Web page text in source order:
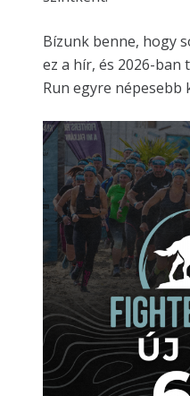
Bízunk benne, hogy
ez a hír, és 2026-ban
Run egyre népesebb